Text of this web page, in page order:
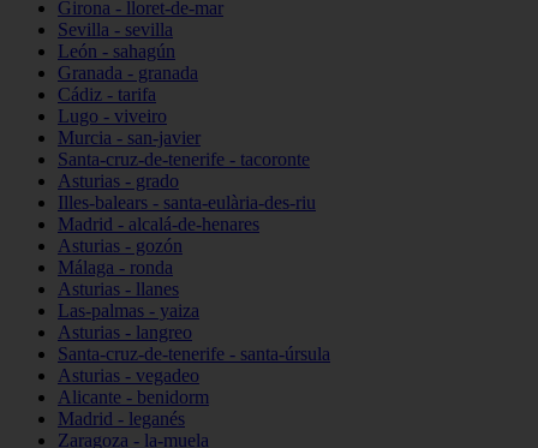
Girona - lloret-de-mar
Sevilla - sevilla
León - sahagún
Granada - granada
Cádiz - tarifa
Lugo - viveiro
Murcia - san-javier
Santa-cruz-de-tenerife - tacoronte
Asturias - grado
Illes-balears - santa-eulària-des-riu
Madrid - alcalá-de-henares
Asturias - gozón
Málaga - ronda
Asturias - llanes
Las-palmas - yaiza
Asturias - langreo
Santa-cruz-de-tenerife - santa-úrsula
Asturias - vegadeo
Alicante - benidorm
Madrid - leganés
Zaragoza - la-muela